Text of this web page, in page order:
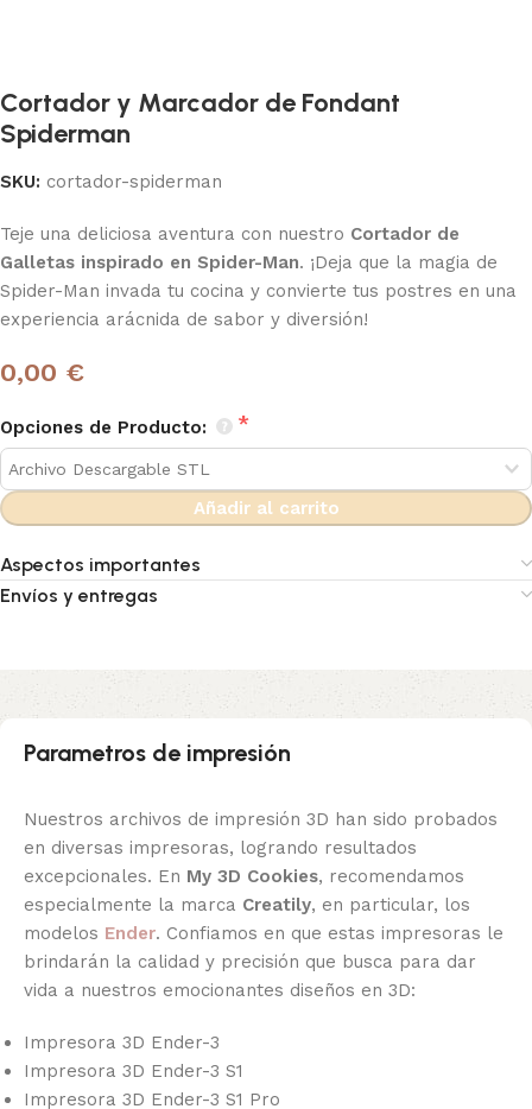
Cortador y Marcador de Fondant
Spiderman
SKU: cortador-spiderman
Teje una deliciosa aventura con nuestro Cortador de
Galletas inspirado en Spider-Man. ¡Deja que la magia de
Spider-Man invada tu cocina y convierte tus postres en una
experiencia arácnida de sabor y diversión!
0,00 €
Opciones de Producto:
Añadir al carrito
Aspectos importantes
Envíos y entregas
Parametros de impresión
Nuestros archivos de impresión 3D han sido probados
en diversas impresoras, logrando resultados
excepcionales. En My 3D Cookies, recomendamos
especialmente la marca Creatily, en particular, los
modelos Ender. Confiamos en que estas impresoras le
brindarán la calidad y precisión que busca para dar
vida a nuestros emocionantes diseños en 3D:
Impresora 3D Ender-3
Impresora 3D Ender-3 S1
Impresora 3D Ender-3 S1 Pro